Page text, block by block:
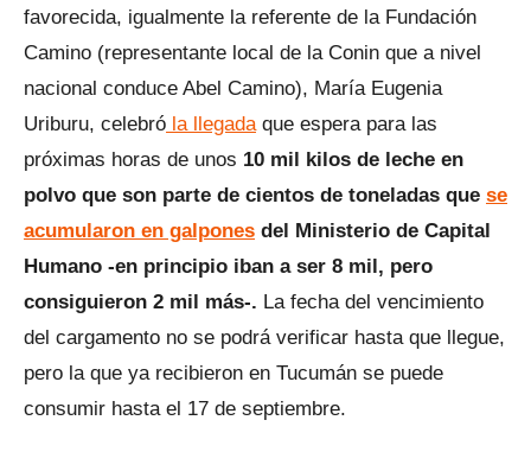
favorecida, igualmente la referente de la Fundación
Camino (representante local de la Conin que a nivel
nacional conduce Abel Camino), María Eugenia
Uriburu, celebró la llegadaque espera para las
próximas horas de unos 10 mil kilos de leche en
polvo que son parte de cientos de toneladas que se
acumularon en galpones del Ministerio de Capital
Humano -en principio iban a ser 8 mil, pero
consiguieron 2 mil más-. La fecha del vencimiento
del cargamento no se podrá verificar hasta que llegue,
pero la que ya recibieron en Tucumán se puede
consumir hasta el 17 de septiembre.